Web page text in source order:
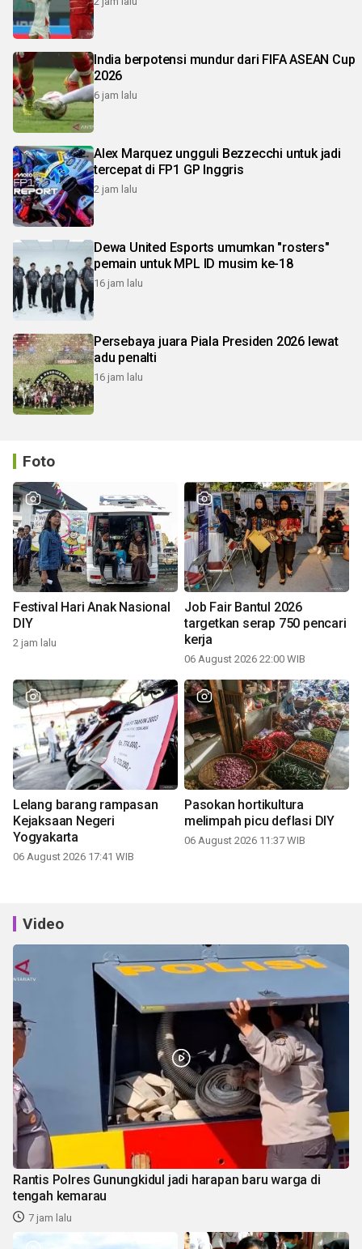
India berpotensi mundur dari FIFA ASEAN Cup
2026
6 jam lalu
Alex Marquez ungguli Bezzecchi untuk jadi
tercepat di FP1 GP Inggris
2 jam lalu
Dewa United Esports umumkan "rosters"
pemain untuk MPL ID musim ke-18
16 jam lalu
Persebaya juara Piala Presiden 2026 lewat
adu penalti
16 jam lalu
Foto
Festival Hari Anak Nasional
DIY
2 jam lalu
Job Fair Bantul 2026
targetkan serap 750 pencari
kerja
06 August 2026 22:00 WIB
Lelang barang rampasan
Kejaksaan Negeri
Yogyakarta
06 August 2026 17:41 WIB
Pasokan hortikultura
melimpah picu deflasi DIY
06 August 2026 11:37 WIB
Video
Rantis Polres Gunungkidul jadi harapan baru warga di
tengah kemarau
7 jam lalu